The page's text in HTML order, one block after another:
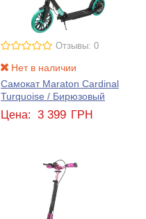
Отзывы: 0
Нет в наличии
Самокат Maraton Cardinal
Turquoise / Бирюзовый
Цена: 3 399 ГРН